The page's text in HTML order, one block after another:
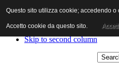
Skip to content
Skip to first column
Skip to second column
Questo sito utilizza cookie; accedendo
Accetto cookie da questo sito.